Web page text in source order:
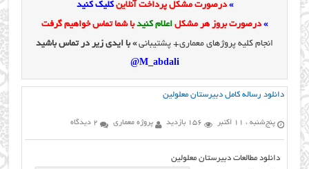
» درصورت مشکل پرداخت آنلاینکلیک کنید
» درصورت بروز هر مشکل اعلام کنیدبا شما تماس خواهیم گرفت
انجام کلیه پروژهای معماری+ پشتیبانی» با ایدی زیر در تماس باشید
M_abdali@
دانلود رساله کامل دبیرستان معلولین
پنج‌شنبه ، 11 اکتبر 156 بازدید پروژه معماری 2 دیدگاه
دانلود مطالعات دبیرستان معلولین